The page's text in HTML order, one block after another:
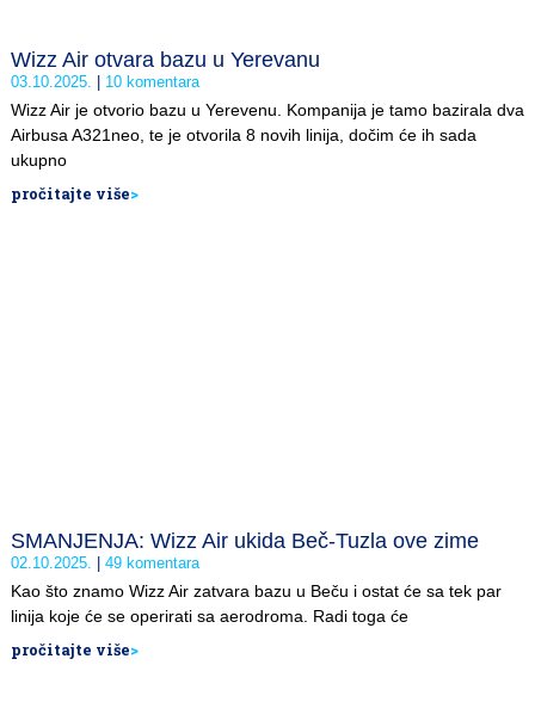
Wizz Air otvara bazu u Yerevanu
03.10.2025. 10 komentara
Wizz Air je otvorio bazu u Yerevenu. Kompanija je tamo bazirala dva
Airbusa A321neo, te je otvorila 8 novih linija, dočim će ih sada
ukupno
pročitajte više>
SMANJENJA: Wizz Air ukida Beč-Tuzla ove zime
02.10.2025. 49 komentara
Kao što znamo Wizz Air zatvara bazu u Beču i ostat će sa tek par
linija koje će se operirati sa aerodroma. Radi toga će
pročitajte više>